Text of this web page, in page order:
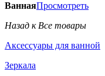
ВаннаяПросмотреть
Назад к Все товары
Аксессуары для ванной
Зеркала